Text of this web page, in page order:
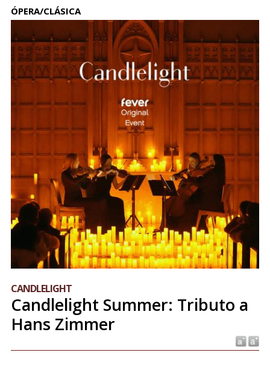
ÓPERA/CLÁSICA
CANDLELIGHT
Candlelight Summer: Tributo a
Hans Zimmer